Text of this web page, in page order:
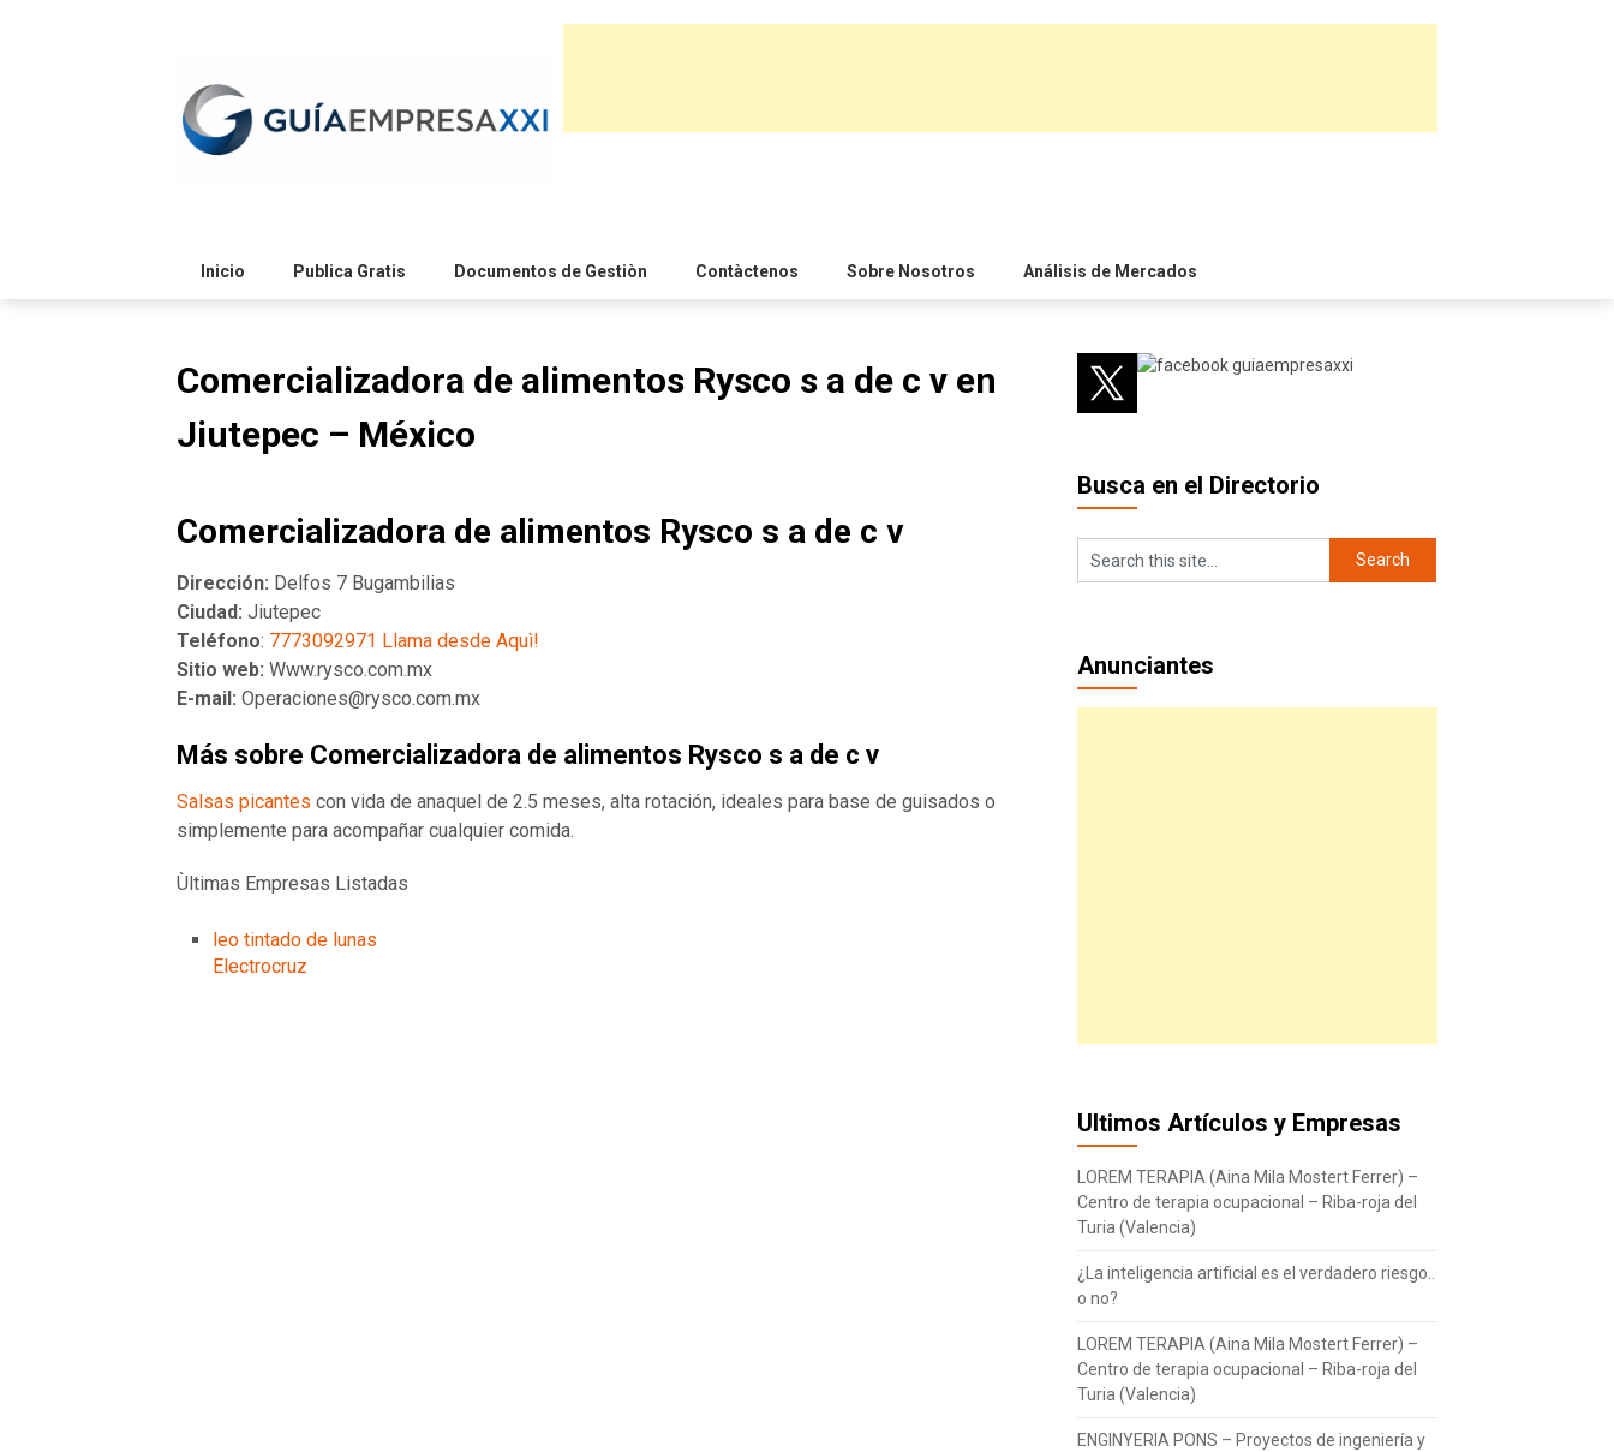
Inicio Publica Gratis Documentos de Gestiòn Contàctenos Sobre Nosotros Análisis de Mercados
Comercializadora de alimentos Rysco s a de c v en
Jiutepec – México
Comercializadora de alimentos Rysco s a de c v
Dirección: Delfos 7 Bugambilias
Ciudad: Jiutepec
Teléfono: 7773092971 Llama desde Aquì!
Sitio web: Www.rysco.com.mx
E-mail: Operaciones@rysco.com.mx
Más sobre Comercializadora de alimentos Rysco s a de c v
Salsas picantes con vida de anaquel de 2.5 meses, alta rotación, ideales para base de guisados o
simplemente para acompañar cualquier comida.
Ùltimas Empresas Listadas
leo tintado de lunas
Electrocruz
Busca en el Directorio
Anunciantes
Ultimos Artículos y Empresas
LOREM TERAPIA (Aina Mila Mostert Ferrer) –
Centro de terapia ocupacional – Riba-roja del
Turia (Valencia)
¿La inteligencia artificial es el verdadero riesgo..
o no?
LOREM TERAPIA (Aina Mila Mostert Ferrer) –
Centro de terapia ocupacional – Riba-roja del
Turia (Valencia)
ENGINYERIA PONS – Proyectos de ingeniería y